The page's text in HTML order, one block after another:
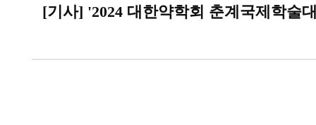
[기사] '2024 대한약학회 춘계국제학술